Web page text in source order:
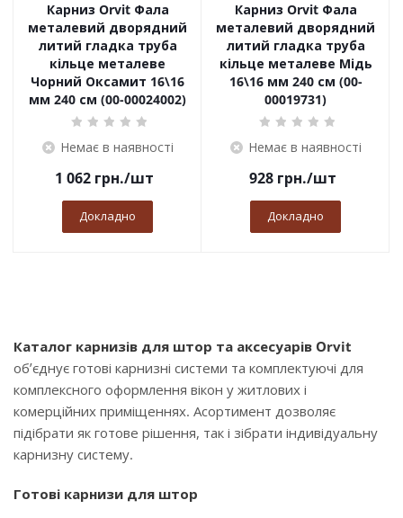
Карниз Orvit Фала
металевий дворядний
литий гладка труба
кільце металеве
Чорний Оксамит 16\16
мм 240 см (00-00024002)
Немає в наявності
1 062 грн./шт
Докладно
Карниз Orvit Фала
металевий дворядний
литий гладка труба
кільце металеве Мідь
16\16 мм 240 см (00-
00019731)
Немає в наявності
928грн./шт
Докладно
Каталог карнизів для штор та аксесуарів Orvit
об’єднує готові карнизні системи та комплектуючі для
комплексного оформлення вікон у житлових і
комерційних приміщеннях. Асортимент дозволяє
підібрати як готове рішення, так і зібрати індивідуальну
карнизну систему.
Готові карнизи для штор